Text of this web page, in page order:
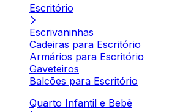
Escritório
Escrivaninhas
Cadeiras para Escritório
Armários para Escritório
Gaveteiros
Balcões para Escritório
Quarto Infantil e Bebê